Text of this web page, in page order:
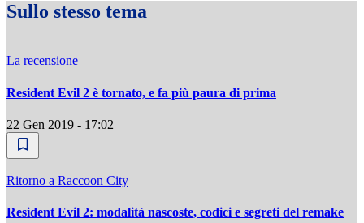
Sullo stesso tema
La recensione
Resident Evil 2 è tornato, e fa più paura di prima
22 Gen 2019 - 17:02
Ritorno a Raccoon City
Resident Evil 2: modalità nascoste, codici e segreti del remake